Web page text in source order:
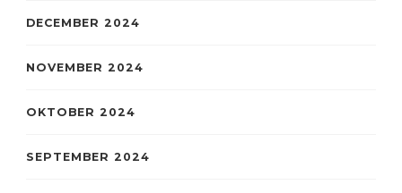
DECEMBER 2024
NOVEMBER 2024
OKTOBER 2024
SEPTEMBER 2024